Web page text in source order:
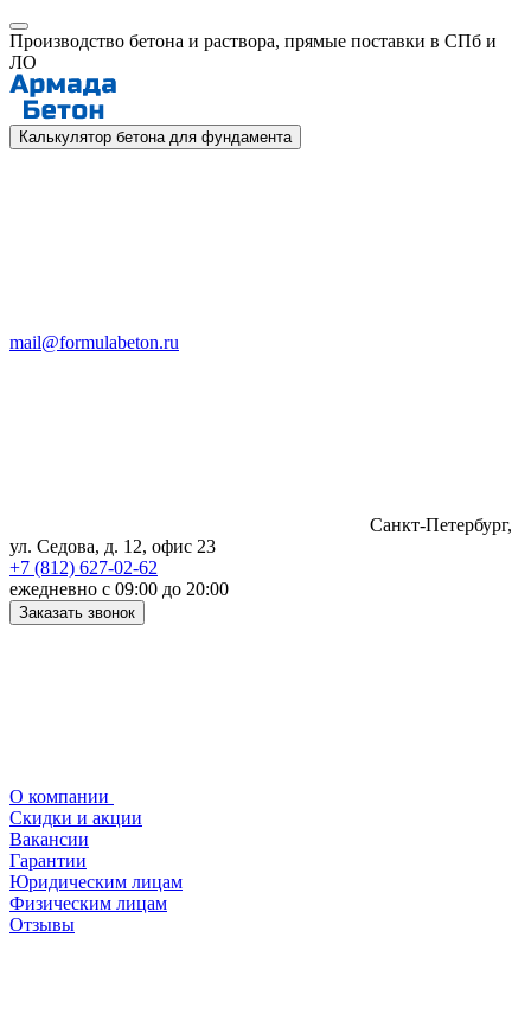
Производство бетона и раствора, прямые поставки в СПб и
ЛО
Калькулятор бетона для фундамента
mail@formulabeton.ru
Санкт-Петербург,
ул. Седова, д. 12, офис 23
+7 (812) 627-02-62
ежедневно с 09:00 до 20:00
Заказать звонок
О компании
Скидки и акции
Вакансии
Гарантии
Юридическим лицам
Физическим лицам
Отзывы